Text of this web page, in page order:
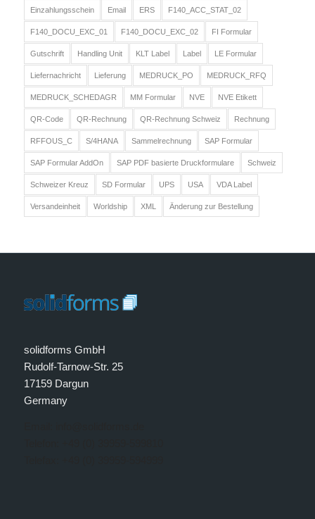
Einzahlungsschein Email ERS F140_ACC_STAT_02
F140_DOCU_EXC_01 F140_DOCU_EXC_02 FI Formular
Gutschrift Handling Unit KLT Label Label LE Formular
Liefernachricht Lieferung MEDRUCK_PO MEDRUCK_RFQ
MEDRUCK_SCHEDAGR MM Formular NVE NVE Etikett
QR-Code QR-Rechnung QR-Rechnung Schweiz Rechnung
RFFOUS_C S/4HANA Sammelrechnung SAP Formular
SAP Formular AddOn SAP PDF basierte Druckformulare Schweiz
Schweizer Kreuz SD Formular UPS USA VDA Label
Versandeinheit Worldship XML Änderung zur Bestellung
solidforms GmbH
Rudolf-Tarnow-Str. 25
17159 Dargun
Germany